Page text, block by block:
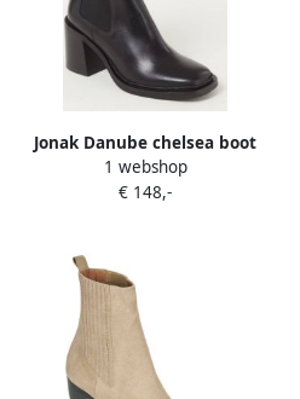
Jonak Danube chelsea boot
van leer
1 webshop
€ 148,-